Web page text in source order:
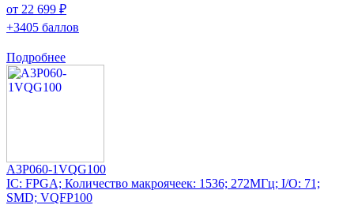
от 22 699 ₽
+3405 баллов
Подробнее
A3P060-1VQG100
IC: FPGA; Количество макроячеек: 1536; 272МГц; I/O: 71;
SMD; VQFP100